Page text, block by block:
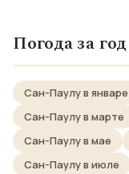
Погода за год
Сан-Паулу в январе
Сан-Паулу в марте
Сан-Паулу в мае
Сан-Паулу в июле